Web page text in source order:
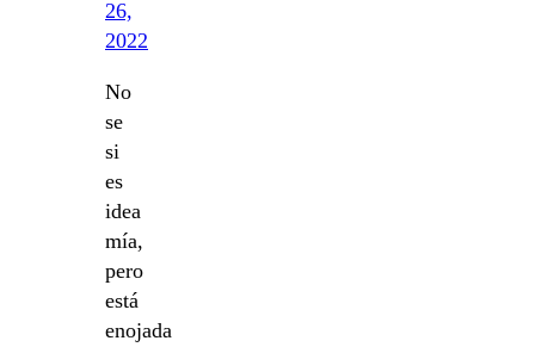
26,
2022
No
se
si
es
idea
mía,
pero
está
enojada